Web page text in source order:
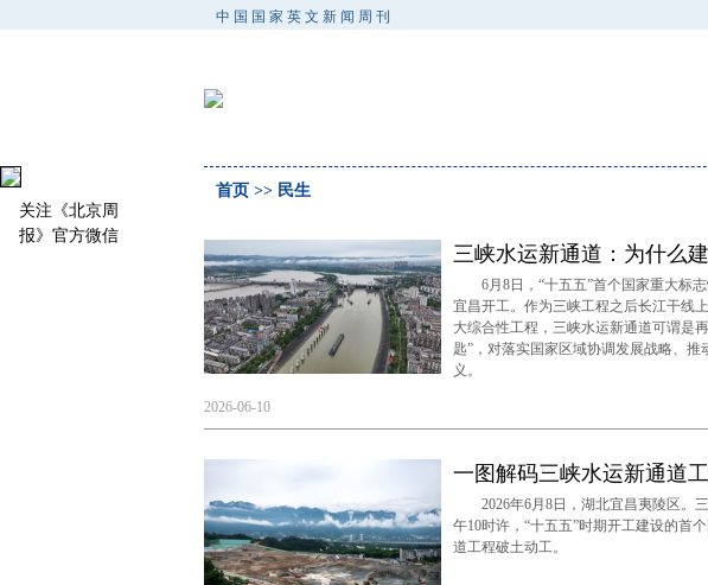
中国国家英文新闻周刊
首页 >> 民生
三峡水运新通道：为什么
6月8日，“十五五”首个国家重大标
宜昌开工。作为三峡工程之后长江干线
大综合性工程，三峡水运新通道可谓是
匙”，对落实国家区域协调发展战略、
义。
2026-06-10
一图解码三峡水运新通道
2026年6月8日，湖北宜昌夷陵区。
午10时许，“十五五”时期开工建设的
道工程破土动工。
关注《北京周
报》官方微信